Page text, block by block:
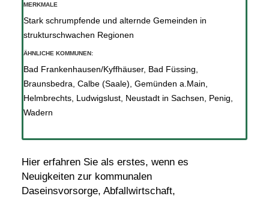
Hier erfahren Sie als erstes, wenn es
Neuigkeiten zur kommunalen
Daseinsvorsorge, Abfallwirtschaft,
MERKMALE
Stark schrumpfende und alternde Gemeinden in
strukturschwachen Regionen
ÄHNLICHE KOMMUNEN:
Bad Frankenhausen/Kyffhäuser, Bad Füssing
Braunsbedra Calbe (Saale) Gemünden a.Main
Helmbrechts, Ludwigslust, Neustadt in Sachsen Penig
Wadern